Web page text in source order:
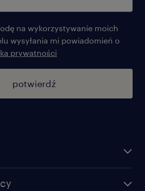
na wykorzystywanie moich
wysyłania mi powiadomień o
prywatności
potwierdź